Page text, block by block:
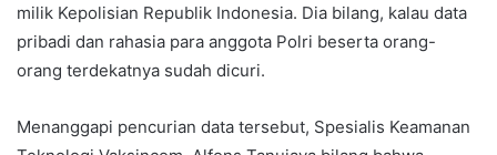
milik Kepolisian Republik Indonesia. Dia bilang, kalau data
pribadi dan rahasia para anggota Polri beserta orang-
orang terdekatnya sudah dicuri.
Menanggapi pencurian data tersebut, Spesialis Keamanan